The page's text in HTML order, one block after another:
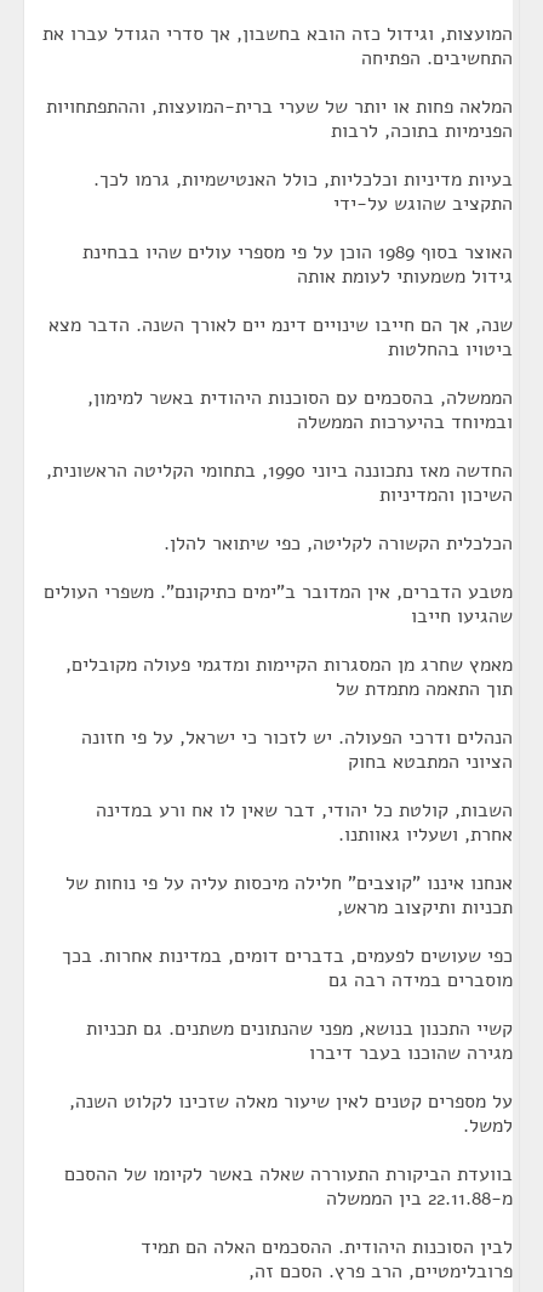
המועצות, וגידול כזה הובא בחשבון, אך סדרי הגודל עברו את
התחשיבים. הפתיחה
המלאה פחות או יותר של שערי ברית-המועצות, וההתפתחויות
הפנימיות בתוכה, לרבות
בעיות מדיניות וכלכליות, כולל האנטישמיות, גרמו לכך.
התקציב שהוגש על-ידי
האוצר בסוף 1989 הוכן על פי מספרי עולים שהיו בבחינת
גידול משמעותי לעומת אותה
שנה, אך הם חייבו שינויים דינמ יים לאורך השנה. הדבר מצא
ביטויו בהחלטות
הממשלה, בהסכמים עם הסוכנות היהודית באשר למימון,
ובמיוחד בהיערכות הממשלה
החדשה מאז נתכוננה ביוני 1990, בתחומי הקליטה הראשונית,
השיכון והמדיניות
הכלכלית הקשורה לקליטה, כפי שיתואר להלן.
מטבע הדברים, אין המדובר ב"ימים כתיקונם". משפרי העולים
שהגיעו חייבו
מאמץ שחרג מן המסגרות הקיימות ומדגמי פעולה מקובלים,
תוך התאמה מתמדת של
הנהלים ודרכי הפעולה. יש לזכור כי ישראל, על פי חזונה
הציוני המתבטא בחוק
השבות, קולטת כל יהודי, דבר שאין לו אח ורע במדינה
אחרת, ושעליו גאוותנו.
אנחנו איננו "קוצבים" חלילה מיכסות עליה על פי נוחות של
תכניות ותיקצוב מראש,
כפי שעושים לפעמים, בדברים דומים, במדינות אחרות. בכך
מוסברים במידה רבה גם
קשיי התכנון בנושא, מפני שהנתונים משתנים. גם תכניות
מגירה שהוכנו בעבר דיברו
על מספרים קטנים לאין שיעור מאלה שזכינו לקלוט השנה,
למשל.
בוועדת הביקורת התעוררה שאלה באשר לקיומו של ההסכם
מ-22.11.88 בין הממשלה
לבין הסוכנות היהודית. ההסכמים האלה הם תמיד
פרובלימטיים, הרב פרץ. הסכם זה,